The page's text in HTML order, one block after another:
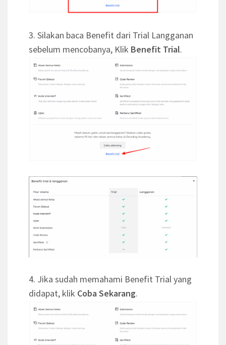
3. Silakan baca Benefit dari Trial Langganan
sebelum mencobanya, Klik Benefit Trial.
4. Jika sudah memahami Benefit Trial yang
didapat, klik Coba Sekarang.